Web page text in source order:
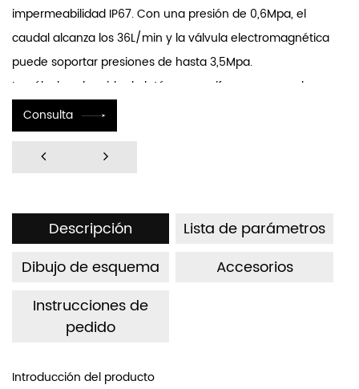
impermeabilidad IP67. Con una presión de 0,6Mpa, el
caudal alcanza los 36L/min y la válvula electromagnética
puede soportar presiones de hasta 3,5Mpa.
La válvula solenoide de latón para grifo con sensor de
lavado de manos está diseñada para usarse en sistemas
controlados por sensores para artículos sanitarios como
lavadoras de manos. La válvula solenoide puede
útil larga de hasta 1 millón de ciclos, con un bajo consumo
funcionamiento con ancho de pulso. Presenta una alta
clasificación de impermeabilidad de hasta IP67, con
funcionalidad de autolimpieza y fuertes capacidades de
fácil de instalar y puede adaptarse a varias
Consulta
Descripción
Lista de parámetros
Dibujo de esquema
Accesorios
Instrucciones de
pedido
Introducción del producto